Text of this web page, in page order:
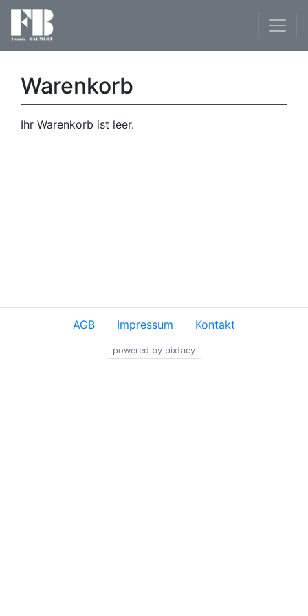
Warenkorb
Ihr Warenkorb ist leer.
AGB Impressum Kontakt
powered by pixtacy